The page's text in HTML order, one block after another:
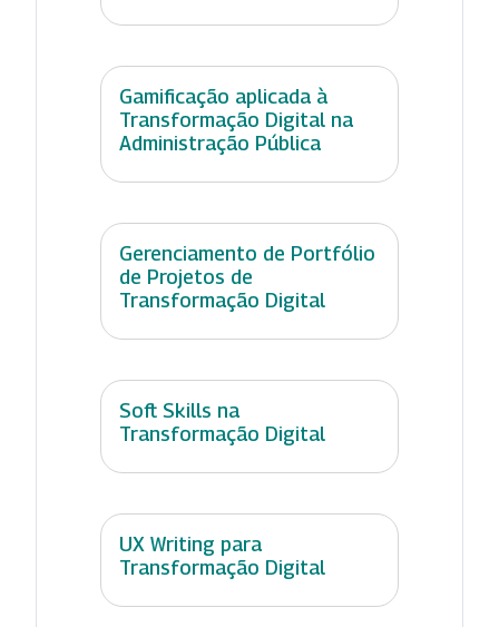
Gamificação aplicada à
Transformação Digital na
Administração Pública
Gerenciamento de Portfólio
de Projetos de
Transformação Digital
Soft Skills na
Transformação Digital
UX Writing para
Transformação Digital